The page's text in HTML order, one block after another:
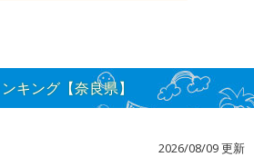
キング【奈良県】
2026/08/09 更新